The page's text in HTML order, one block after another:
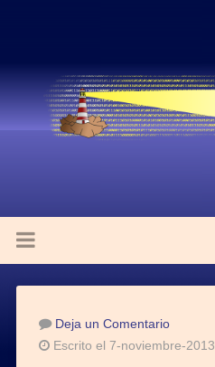
Deja un Comentario
Escrito el 7-noviembre-2013